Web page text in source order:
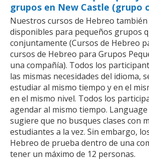
grupos en New Castle (grupo
Nuestros cursos de Hebreo
disponibles para pequeños grupos
conjuntamente (Cursos de Hebreo
cursos de Hebreo para Grupos
una compañía). Todos los
las mismas necesidades del idioma,
estudiar al mismo tiempo y en el
en el mismo nivel. Todos los
agendar al mismo tiempo.
sugiere que no busques clases con
estudiantes a la vez. Sin embargo,
Hebreo de prueba dentro de una
tener un máximo de 12 personas.